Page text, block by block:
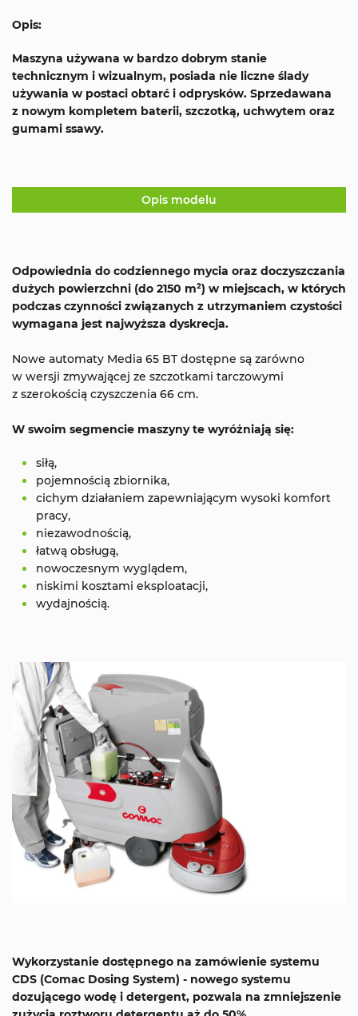
Opis:
Maszyna używana w bardzo dobrym stanie
technicznym i wizualnym, posiada nie liczne ślady
używania w postaci obtarć i odprysków. Sprzedawana
z nowym kompletem baterii, szczotką, uchwytem oraz
gumami ssawy.
Opis modelu
Odpowiednia do codziennego mycia oraz doczyszczania
dużych powierzchni (do 2150 m²) w miejscach, w których
podczas czynności związanych z utrzymaniem czystości
wymagana jest najwyższa dyskrecja.
Nowe automaty Media 65 BT dostępne są zarówno
w wersji zmywającej ze szczotkami tarczowymi
z szerokością czyszczenia 66 cm.
W swoim segmencie maszyny te wyróżniają się:
siłą,
pojemnością zbiornika,
cichym działaniem zapewniającym wysoki komfort
pracy,
niezawodnością,
łatwą obsługą,
nowoczesnym wyglądem,
niskimi kosztami eksploatacji,
wydajnością.
Wykorzystanie dostępnego na zamówienie systemu
CDS (Comac Dosing System) - nowego systemu
dozującego wodę i detergent, pozwala na zmniejszenie